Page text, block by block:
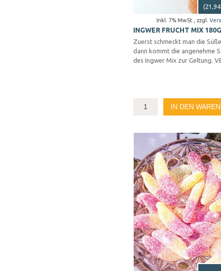
Inkl. 7% MwSt. zzgl.
(
INGWER FRUCHT MIX 180G
Zuerst schmeckt man die
dann kommt die angenehme
des Ingwer Mix zur Geltung.
IN DEN